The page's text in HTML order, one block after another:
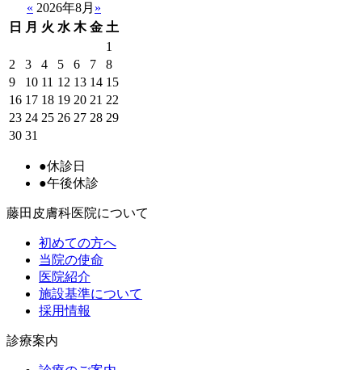
« 2026年8月 »
日
月 火 水 木 金 土
1
2
3 4 5 6 7
8
9
10 11 12 13 14 15
16 17 18 19 20 21 22
23 24 25 26 27 28 29
30 31
●休診日
●午後休診
藤田皮膚科医院について
初めての方へ
当院の使命
医院紹介
施設基準について
採用情報
診療案内